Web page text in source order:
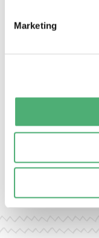
Marketing
Laura Leopardo